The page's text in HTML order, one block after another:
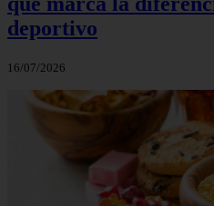
deportivo
16/07/2026